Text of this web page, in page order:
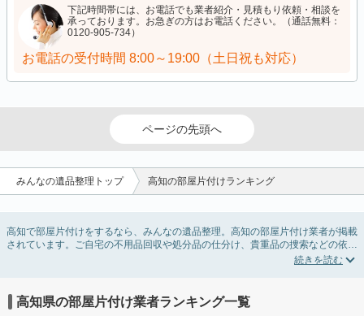
下記時間帯には、お電話でも業者紹介・見積もり依頼・相談を
承っております。お急ぎの方はお電話ください。（通話無料：
0120-905-734）
お電話の受付時間 8:00～19:00（土日祝も対応）
ページの先頭へ
みんなの遺品整理トップ 高知の部屋片付けランキング
高知で部屋片付けをするなら、みんなの遺品整理。高知の部屋片付け業者が掲載
されています。ご自宅の不用品回収や処分品の仕分け、貴重品の捜索などの依頼
ができます。高知の部屋片付けの料金相場情報だけで業者を決められない場合
着手しようと思っていると、ついつい後回しになってしまいますが、不用品だと
思っていたものに思わぬ買取額が付いていることもあります。
高知県の部屋片付け業者ランキング一覧